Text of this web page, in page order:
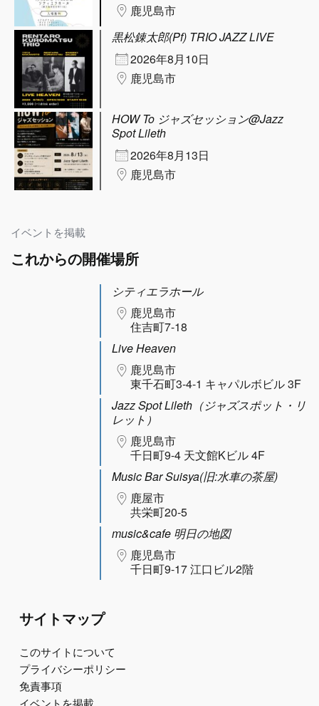
鹿児島市
黒松錬太郎(Pf) TRIO JAZZ LIVE
2026年8月10日
鹿児島市
HOW To ジャズセッション@Jazz
Spot Lileth
2026年8月13日
鹿児島市
イベントを掲載
これからの開催場所
シティエラホール
鹿児島市
住吉町7-18
Live Heaven
鹿児島市
東千石町3-4-1 キャパルボビル 3F
Jazz Spot Lileth（ジャズスポット・リ
レット）
鹿児島市
千日町9-4 天文館Kビル 4F
Music Bar Suisya(旧:水車の茶屋)
鹿屋市
共栄町20-5
music&cafe 明日の地図
鹿児島市
千日町9-17 江口ビル2階
サイトマップ
このサイトについて
プライバシーポリシー
免責事項